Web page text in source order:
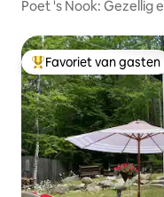
Poet 's Nook: Gezellig
Topfavoriet van
Favoriet van gasten